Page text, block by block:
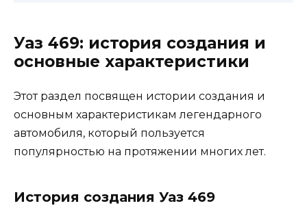
Уаз 469: история создания и
основные характеристики
Этот раздел посвящен истории создания и
основным характеристикам легендарного
автомобиля, который пользуется
популярностью на протяжении многих лет.
История создания Уаз 469